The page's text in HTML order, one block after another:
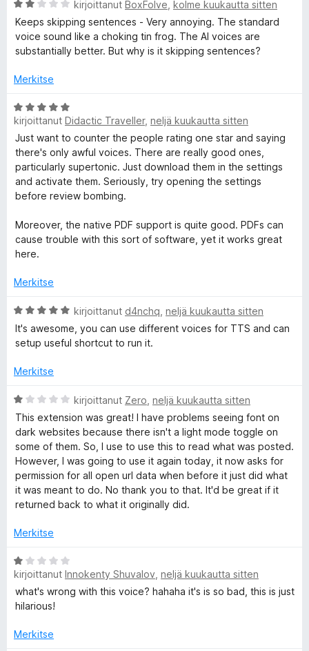
i
o
t
1
5
A
r
v
i
u
2
5
kirjoittanut BoxFolve kolme kuukautta sitten
Keeps skipping sentences - Very annoying. The standard
voice sound like a choking tin frog. The AI voices are
substantially better. But why is it skipping sentences?
Merkitse
A
r
v
o
t
5
/
5
kirjoittanut Didactic Traveller, neljä kuukautta sitten
Just want to counter the people rating one star and saying
there's only awful voices. There are really good ones,
particularly supertonic. Just download them in the settings
and activate them. Seriously, try opening the settings
before review bombing.
Moreover, the native PDF support is quite good. PDFs can
cause trouble with this sort of software, yet it works great
here.
Merkitse
A
r
v
o
t
u
5
kirjoittanut d4nchq neljä kuukautta sitten
It's awesome, you can use different voices for TTS and can
setup useful shortcut to run it.
Merkitse
A
r
v
o
t
u
/
kirjoittanut Zero neljä kuukautta sitten
This extension was great! I have problems seeing font on
dark websites because there isn't a light mode toggle on
some of them. So, I use to use this to read what was posted.
However, I was going to use it again today, it now asks for
permission for all open url data when before it just did what
it was meant to do. No thank you to that. It'd be great if it
returned back to what it originally did.
Merkitse
A
r
v
i
kirjoittanut Innokenty Shuvalov neljä kuukautta sitten
what's wrong with this voice? hahaha it's is so bad, this is just
hilarious!
Merkitse